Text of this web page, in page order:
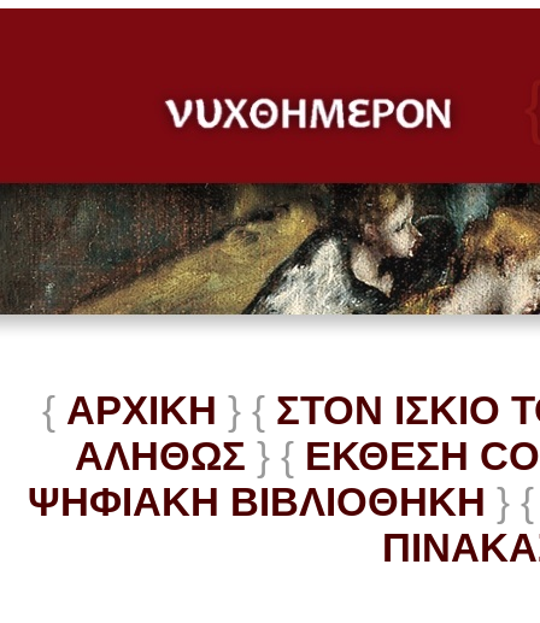
{ ΑΡΧΙΚΗ } { ΣΤΟΝ ΙΣΚΙΟ
ΑΛΗΘΩΣ } { ΕΚΘΕΣΗ
ΨΗΦΙΑΚΗ ΒΙΒΛΙΟΘΗΚΗ } {